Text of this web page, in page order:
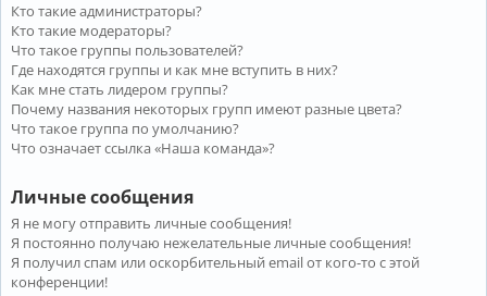
Кто такие администраторы?
Кто такие модераторы?
Что такое группы пользователей?
Где находятся группы и как мне вступить в них?
Как мне стать лидером группы?
Почему названия некоторых групп имеют разные цвета?
Что такое группа по умолчанию?
Что означает ссылка «Наша команда»?
Личные сообщения
Я не могу отправить личные сообщения!
Я постоянно получаю нежелательные личные сообщения!
Я получил спам или оскорбительный email от кого-то с этой
конференции!